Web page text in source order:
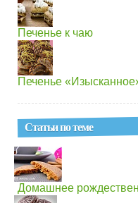
Печенье к чаю
Печенье
Статьи по теме
Домашнее